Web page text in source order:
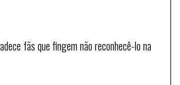
fãs que fingem não reconhecê-lo na